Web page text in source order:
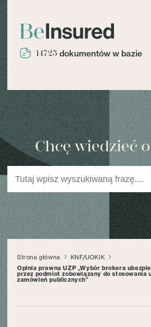
14725 dokumentów w bazie
Chcę wiedzieć
Strona główna
KNF/UOKIK
Opinia prawna UZP „Wybór brokera
przez podmiot zobowiązany do stosowania
zamówień publicznych”